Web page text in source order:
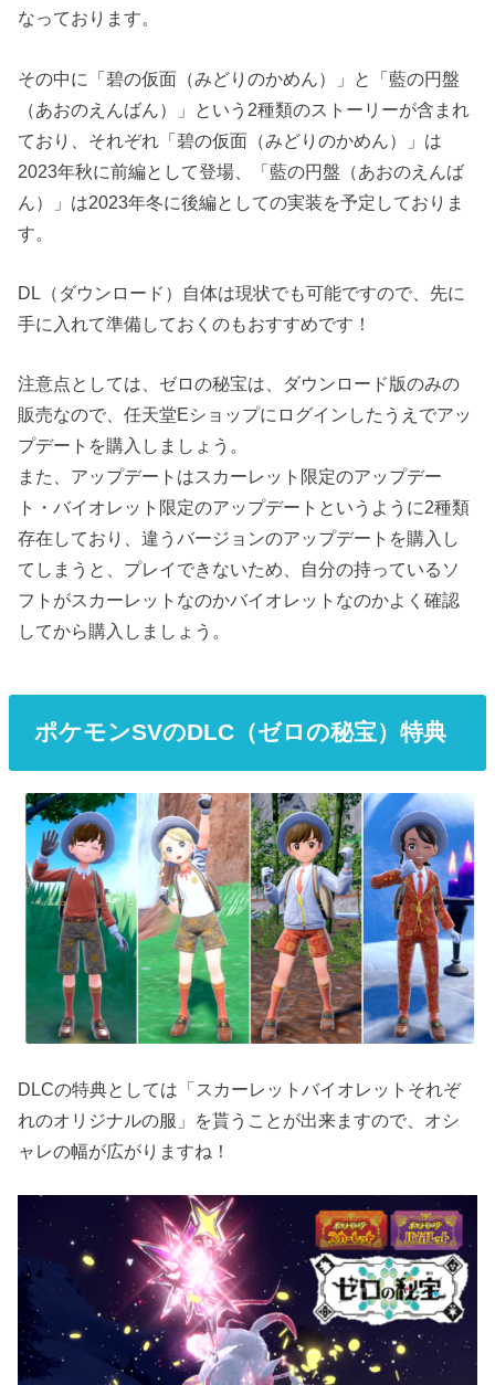
なっております。
その中に「碧の仮面（みどりのかめん）」と「藍の円盤
（あおのえんばん）」という2種類のストーリーが含まれ
ており、それぞれ「碧の仮面（みどりのかめん）」は
2023年秋に前編として登場、「藍の円盤（あおのえんば
ん）」は2023年冬に後編としての実装を予定しておりま
す。
DL（ダウンロード）自体は現状でも可能ですので、先に
手に入れて準備しておくのもおすすめです！
注意点としては、ゼロの秘宝は、ダウンロード版のみの
販売なので、任天堂Eショップにログインしたうえでアッ
プデートを購入しましょう。
また、アップデートはスカーレット限定のアップデー
ト・バイオレット限定のアップデートというように2種類
存在しており、違うバージョンのアップデートを購入し
てしまうと、プレイできないため、自分の持っているソ
フトがスカーレットなのかバイオレットなのかよく確認
してから購入しましょう。
ポケモンSVのDLC（ゼロの秘宝）特典
DLCの特典としては「スカーレットバイオレットそれぞ
れのオリジナルの服」を貰うことが出来ますので、オシ
ャレの幅が広がりますね！